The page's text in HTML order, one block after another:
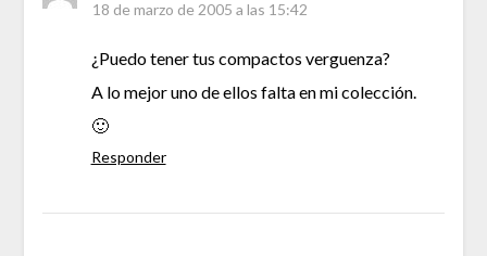
18 de marzo de 2005 a las 15:42
¿Puedo tener tus compactos verguenza?
A lo mejor uno de ellos falta en mi colección.
🙂
Responder